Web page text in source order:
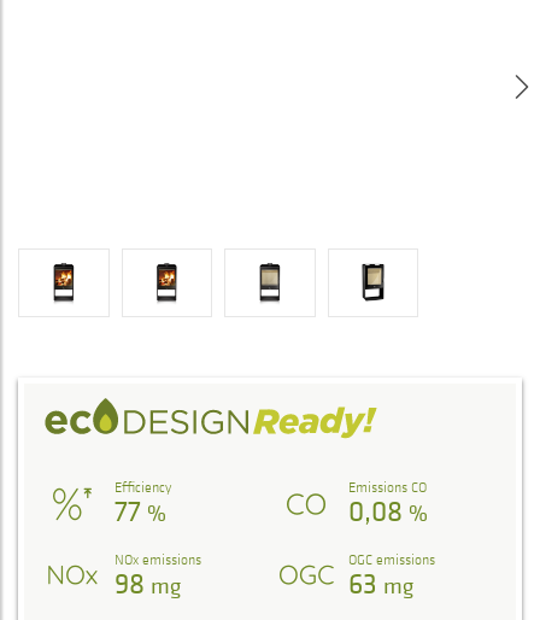
Efficiency
77 %
Emissions CO
0,08 %
NOx emissions
98 mg
OGC emissions
63 mg